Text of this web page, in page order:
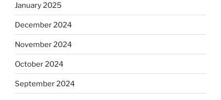
January 2025
December 2024
November 2024
October 2024
September 2024